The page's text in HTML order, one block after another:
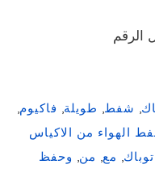
, شفط, طويلة, فاكيوم,
الهواء من الاكياس
, مع, من, وحفظ